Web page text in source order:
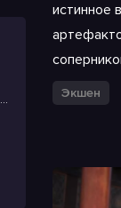
истинное
Экшен